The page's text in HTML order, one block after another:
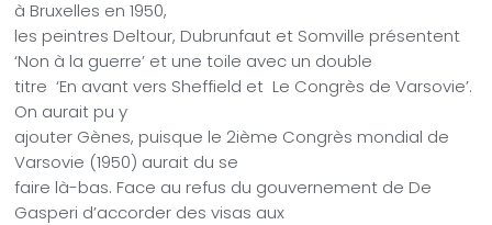
à Bruxelles en 1950,
les peintres Deltour, Dubrunfaut et Somville présentent
‘Non à la guerre’ et une toile avec un double
titre ‘En avant vers Sheffield et Le Congrès de Varsovie’.
On aurait pu y
ajouter Gènes, puisque le 2ième Congrès mondial de
Varsovie (1950) aurait du se
faire là-bas. Face au refus du gouvernement de De
Gasperi d’accorder des visas aux